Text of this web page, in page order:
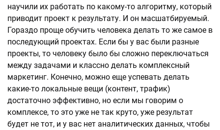
научили их работать по какому-то алгоритму, который
приводит проект к результату. И он масшатбируемый.
Гораздо проще обучить человека делать то же самое в
последующий проектах. Если бы у вас были разные
проекты, то человеку было бы сложно переключаться
между задачами и классно делать комплексный
маркетинг. Конечно, можно еще успевать делать
какие-то локальные вещи (контент, трафик)
достаточно эффективно, но если мы говорим о
комплексе, то это уже не так круто, уже результат
будет не тот, и у вас нет аналитических данных, чтобы